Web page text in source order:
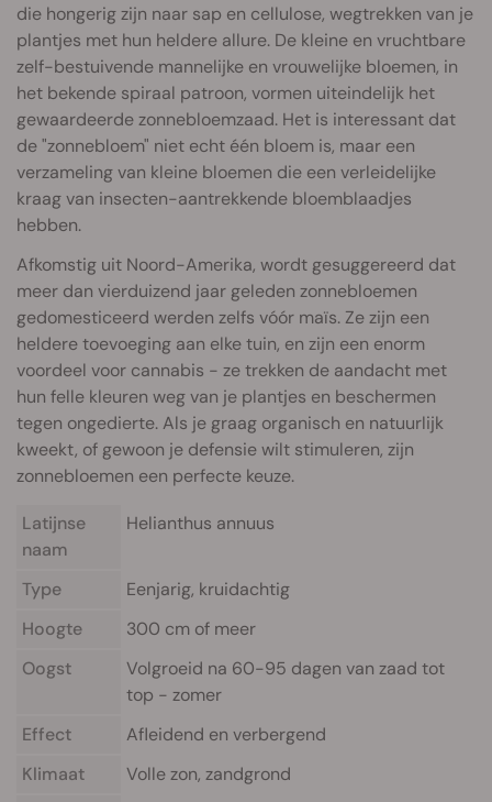
die hongerig zijn naar sap en cellulose, wegtrekken van je
plantjes met hun heldere allure. De kleine en vruchtbare
zelf-bestuivende mannelijke en vrouwelijke bloemen, in
het bekende spiraal patroon, vormen uiteindelijk het
gewaardeerde zonnebloemzaad. Het is interessant dat
de "zonnebloem" niet echt één bloem is, maar een
verzameling van kleine bloemen die een verleidelijke
kraag van insecten-aantrekkende bloemblaadjes
hebben.
Afkomstig uit Noord-Amerika, wordt gesuggereerd dat
meer dan vierduizend jaar geleden zonnebloemen
gedomesticeerd werden zelfs vóór maïs. Ze zijn een
heldere toevoeging aan elke tuin, en zijn een enorm
voordeel voor cannabis - ze trekken de aandacht met
hun felle kleuren weg van je plantjes en beschermen
tegen ongedierte. Als je graag organisch en natuurlijk
kweekt, of gewoon je defensie wilt stimuleren, zijn
zonnebloemen een perfecte keuze.
Latijnse
naam
Helianthus annuus
Type
Eenjarig, kruidachtig
Hoogte
300 cm of meer
Oogst
Volgroeid na 60-95 dagen van zaad tot
top - zomer
Effect
Afleidend en verbergend
Klimaat
Volle zon, zandgrond